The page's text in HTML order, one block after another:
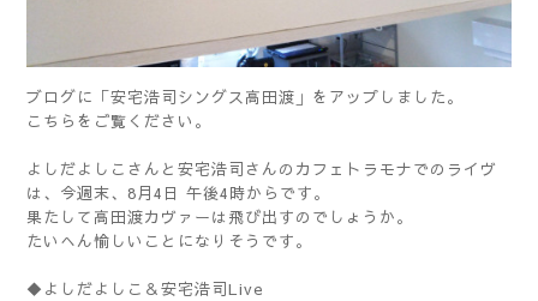
ブログに「安宅浩司シングス高田渡」をアップしました。
こちら をご覧ください。
よしだよしこさんと安宅浩司さんのカフェトラモナでのライヴ
は、今週末、8月4日 午後4時からです。
果たして高田渡カヴァーは飛び出すのでしょうか。
たいへん愉しいことになりそうです。
◆よしだよしこ＆安宅浩司Live